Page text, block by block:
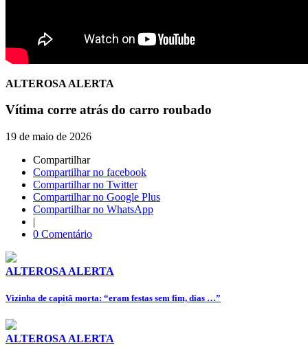
ALTEROSA ALERTA
Vítima corre atrás do carro roubado
19 de maio de 2026
Compartilhar
Compartilhar no facebook
Compartilhar no Twitter
Compartilhar no Google Plus
Compartilhar no WhatsApp
|
0 Comentário
ALTEROSA ALERTA
Vizinha de capitã morta: “eram festas sem fim, dias …”
ALTEROSA ALERTA